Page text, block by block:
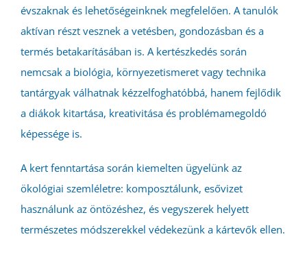
évszaknak és lehetőségeinknek megfelelően. A tanulók
aktívan részt vesznek a vetésben, gondozásban és a
termés betakarításában is. A kertészkedés során
nemcsak a biológia, környezetismeret vagy technika
tantárgyak válhatnak kézzelfoghatóbbá, hanem fejlődik
a diákok kitartása, kreativitása és problémamegoldó
képessége is.
A kert fenntartása során kiemelten ügyelünk az
ökológiai szemléletre: komposztálunk, esővizet
használunk az öntözéshez, és vegyszerek helyett
természetes módszerekkel védekezünk a kártevők ellen.